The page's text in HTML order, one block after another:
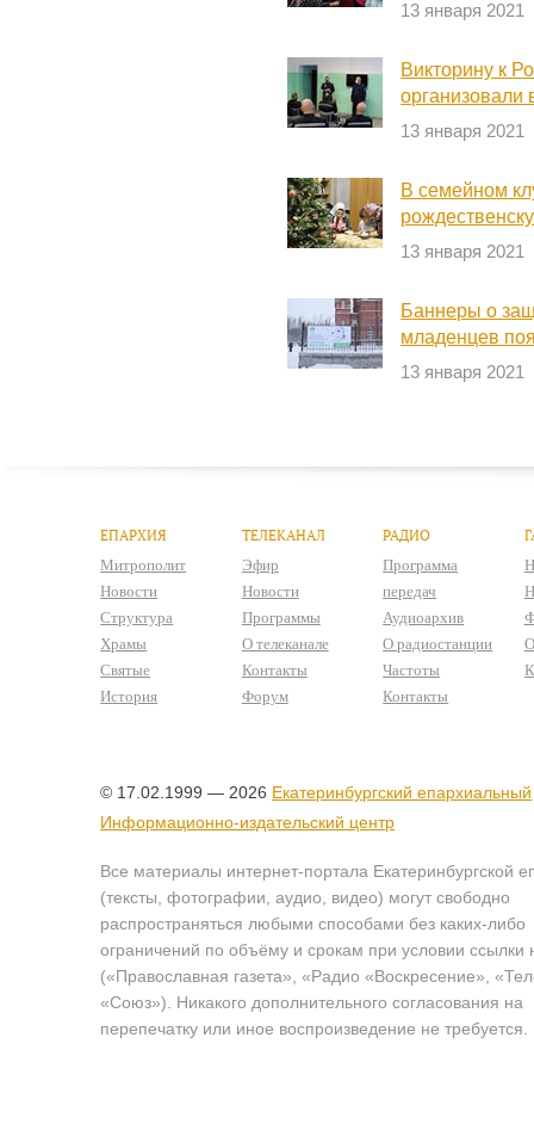
13 января 2021
Викторину к
организовали
13 января 2021
В семейном
13 января 2021
Баннеры о
младенцев
13 января 2021
ЕПАРХИЯ
Митрополит
Новости
Структура
Храмы
Святые
История
ТЕЛЕКАНАЛ
Эфир
Новости
Программы
О телеканале
Контакты
Форум
РАДИО
Программа
передач
Аудиоархив
О радиостанции
Частоты
Контакты
© 17.02.1999 — 2026 Екатеринбургский епархиальный
Информационно-издательский центр
Все материалы интернет-портала Екатеринбургской
(тексты, фотографии, аудио, видео) могут свободно
распространяться любыми способами без каких-либо
ограничений по объёму и срокам при условии ссылки
(«Православная газета», «Радио «Воскресение»,
«Союз»). Никакого дополнительного согласования на
перепечатку или иное воспроизведение не требуется.